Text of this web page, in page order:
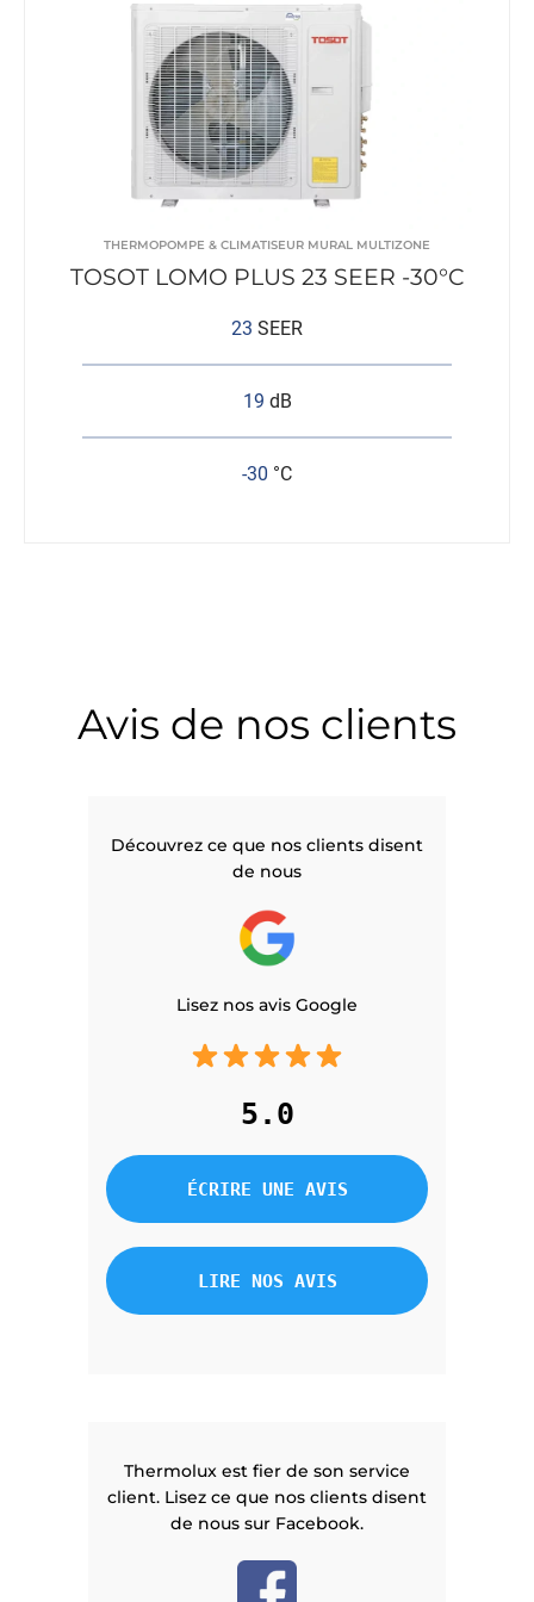
THERMOPOMPE & CLIMATISEUR MURAL MULTIZONE
TOSOT LOMO PLUS 23 SEER -30°C
23 SEER
19 dB
-30 °C
Avis de nos clients
Découvrez ce que nos clients disent
de nous
Lisez nos avis Google
5.0
ÉCRIRE UNE AVIS
LIRE NOS AVIS
Thermolux est fier de son service
client. Lisez ce que nos clients disent
de nous sur Facebook.